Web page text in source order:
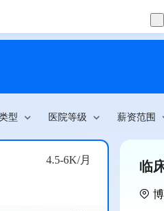
型 医院等级 薪资范围
4.5-6K/月 临